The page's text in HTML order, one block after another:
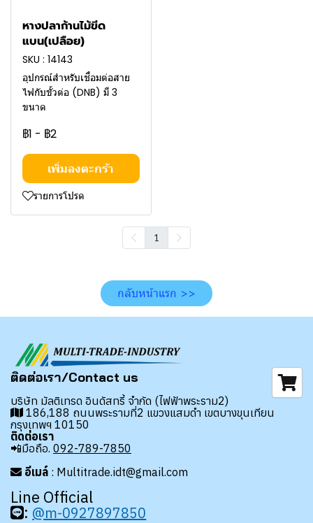
หางปลาก้านไม้ขีด
แบน(เปลือย)
SKU : 14143
อุปกรณ์สำหรับเชื่อมต่อสาย
ไฟกับขั้วต่อ (DNB) มี 3
ขนาด
฿1 - ฿2
เพิ่มลงตะกร้า
รายการโปรด
1
กลับหน้าแรก >>
ติดต่อเรา/Contact us
บริษัท มัลติเทรด อินดัสทรี้ จำกัด (ไฟฟ้าพระราม2)
186,188 ถนนพระรามที่2 แขวงแสมดำ เขตบางขุนเทียน
กรุงเทพฯ 10150
ติดต่อเรา
📲มือถือ. 092-789-7850
อีเมล์ : Multitrade.idt@gmail.com
Line Official
: @m-0927897850